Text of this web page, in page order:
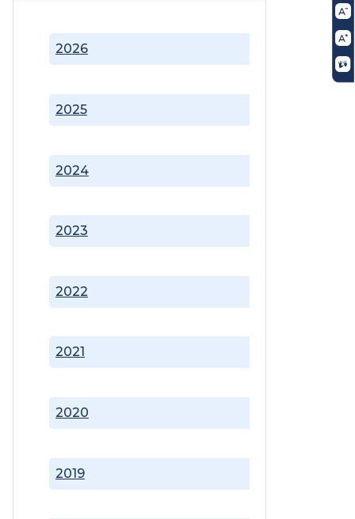
2019
2020
2021
2022
2023
2024
2025
2026